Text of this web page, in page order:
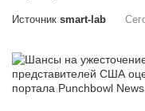
Источник smart-lab